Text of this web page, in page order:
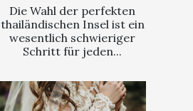
Die Wahl der perfekten
thailändischen Insel ist ein
wesentlich schwieriger
Schritt für jeden...